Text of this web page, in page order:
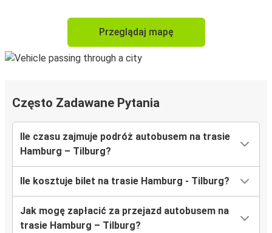
Przeglądaj mapę
Często Zadawane Pytania
Ile czasu zajmuje podróż autobusem na trasie
Hamburg – Tilburg?
Ile kosztuje bilet na trasie Hamburg - Tilburg?
Jak mogę zapłacić za przejazd autobusem na
trasie Hamburg – Tilburg?